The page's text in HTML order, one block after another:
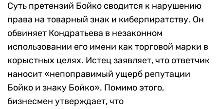
Суть претензий Бойко сводится к нарушению
права на товарный знак и киберпиратству. Он
обвиняет Кондратьева в незаконном
использовании его имени как торговой марки в
корыстных целях. Истец заявляет, что ответчик
наносит «непоправимый ущерб репутации
Бойко и знаку Бойко». Помимо этого,
бизнесмен утверждает, что